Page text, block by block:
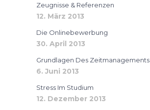
Zeugnisse & Referenzen
12. März 2013
Die Onlinebewerbung
30. April 2013
Grundlagen Des Zeitmanagements
6. Juni 2013
Stress Im Studium
12. Dezember 2013